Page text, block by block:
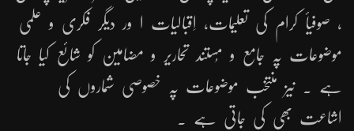
، صوفیأ کرام کی تعلیمات، اِقبالیات ا ور دیگر فکری و علمی
موضوعات پہ جامع و مُستند تحاریر و مضامین کو شائع کیا جاتا
ہے ۔ نیز منتخب موضوعات پہ خصوصی شماروں کی
اشاعت بھی کی جاتی ہے ۔